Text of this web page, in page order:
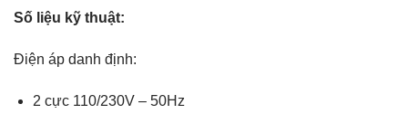
Số liệu kỹ thuật:
Điện áp danh định:
2 cực 110/230V – 50Hz